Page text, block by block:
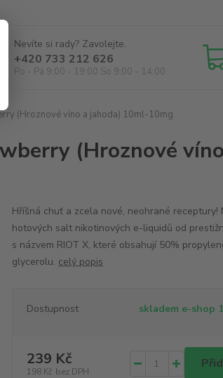
Nevíte si rady? Zavolejte.
+420 733 212 626
Po - Pá 9:00 - 19:00 So 9:00 - 14:00
(Hroznové víno a jahoda) 10ml-10mg
(Hroznové
Hříšná chuť a zcela nové, neohrané receptury!
hotových salt nikotinových e-liquidů od
s názvem RIOT X, které obsahují 50%
glycerolu. celý popis
Dostupnost skladem e-shop
239 Kč
198 Kč bez DPH